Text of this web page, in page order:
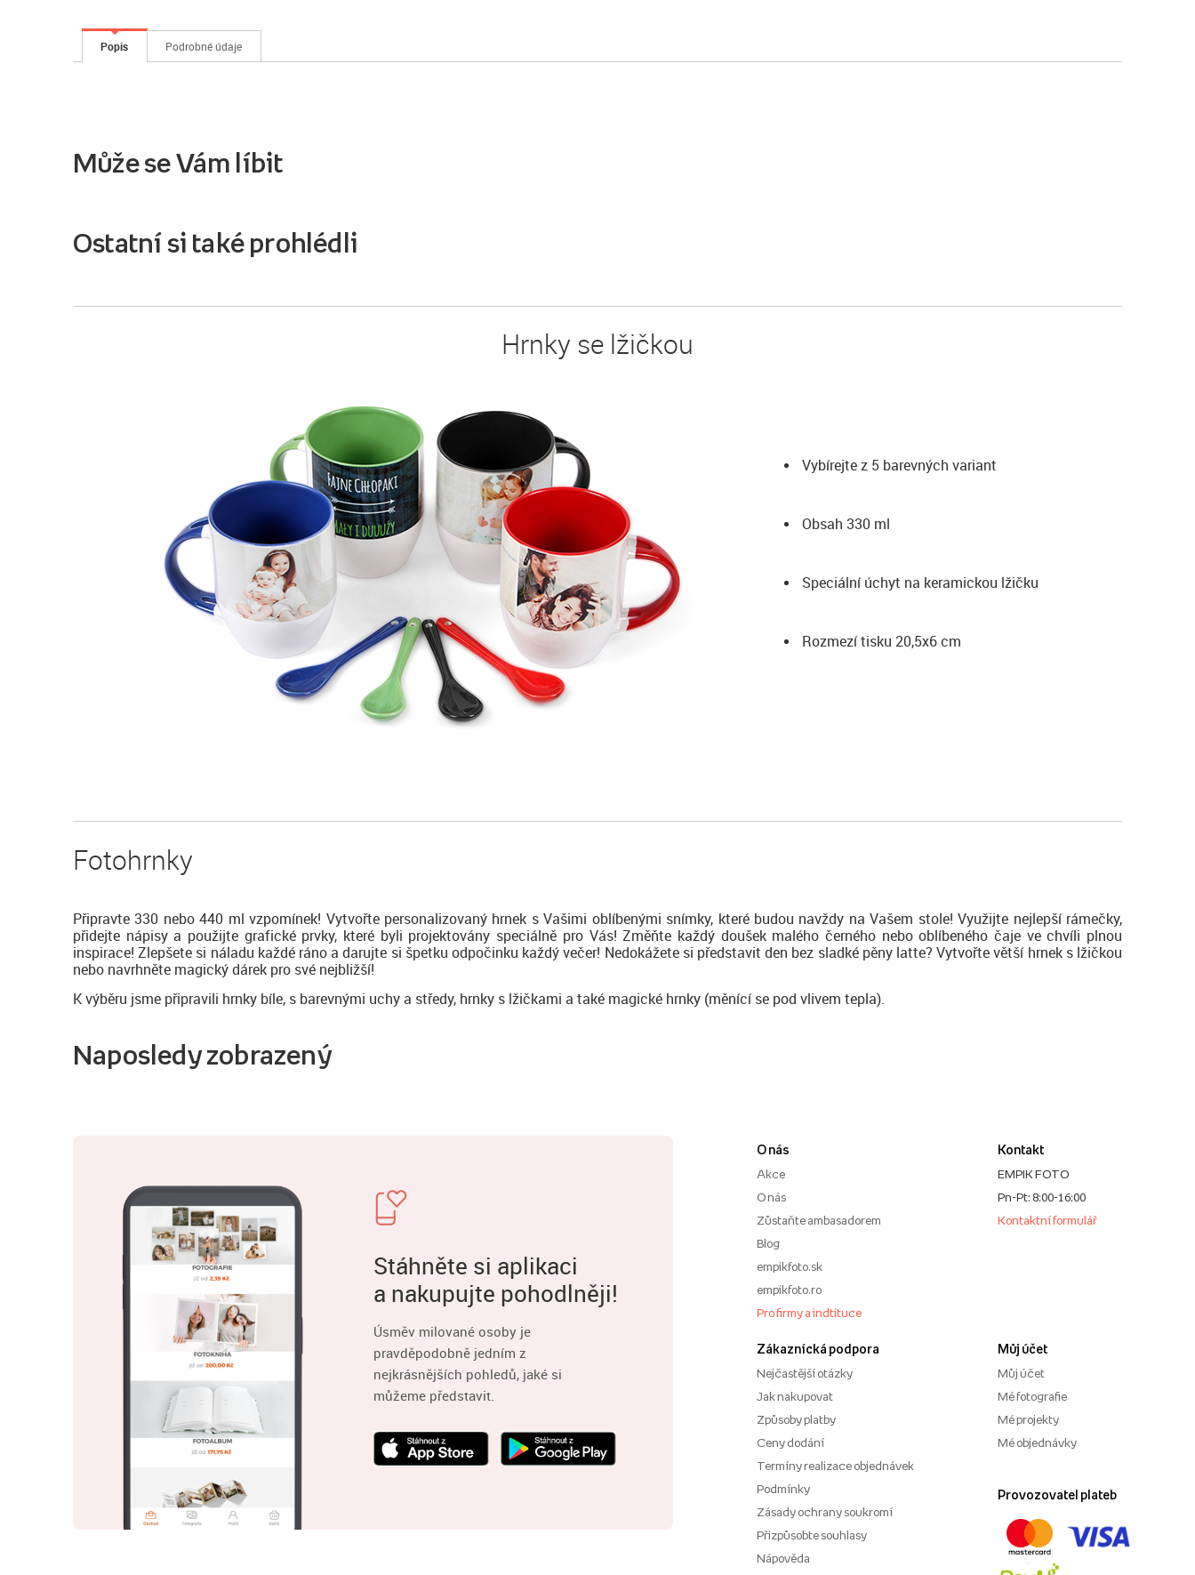
Popis Podrobné údaje
Může se Vám líbit
Ostatní si také prohlédli
Hrnky se lžičkou
Vybírejte z 5 barevných variant
Obsah 330 ml
Speciální úchyt na keramickou lžičku
Rozmezí tisku 20,5x6 cm
Fotohrnky
Připravte 330 nebo 440 ml vzpomínek! Vytvořte personalizovaný hrnek s Vašimi oblíbenými snímky, které budou navždy na Vašem stole! Využijte nejlepší rámečky,
přidejte nápisy a použijte grafické prvky, které byli projektovány speciálně pro Vás! Změňte každý doušek malého černého nebo oblíbeného čaje ve chvíli plnou
inspirace! Zlepšete si náladu každé ráno a darujte si špetku odpočinku každý večer! Nedokážete si představit den bez sladké pěny latte? Vytvořte větší hrnek s lžičkou
nebo navrhněte magický dárek pro své nejbližší!
K výběru jsme připravili hrnky bíle, s barevnými uchy a středy, hrnky s lžičkami a také magické hrnky (měnící se pod vlivem tepla).
Naposledy zobrazený
Stáhněte si aplikaci
a nakupujte pohodlněji!
Úsměv milované osoby je
pravděpodobně jedním z
nejkrásnějších pohledů, jaké si
můžeme představit.
O nás
Akce
O nás
Zůstaňte ambasadorem
Blog
empikfoto.sk
empikfoto.ro
Pro firmy a indtituce
Zákaznícká podpora
Nejčastější otázky
Jak nakupovat
Způsoby platby
Ceny dodání
Termíny realizace objednávek
Podmínky
Zásady ochrany soukromí
Přizpůsobte souhlasy
Nápověda
Kontakt
EMPIK FOTO
Pn-Pt: 8:00-16:00
Kontaktní formulář
Můj účet
Můj účet
Mé fotografie
Mé projekty
Mé objednávky
Provozovatel plateb